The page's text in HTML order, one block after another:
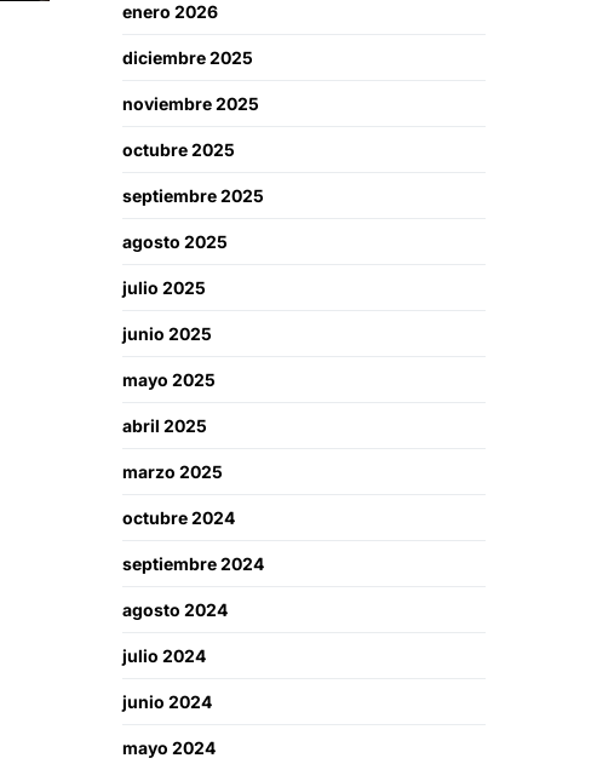
enero 2026
diciembre 2025
noviembre 2025
octubre 2025
septiembre 2025
agosto 2025
julio 2025
junio 2025
mayo 2025
abril 2025
marzo 2025
octubre 2024
septiembre 2024
agosto 2024
julio 2024
junio 2024
mayo 2024